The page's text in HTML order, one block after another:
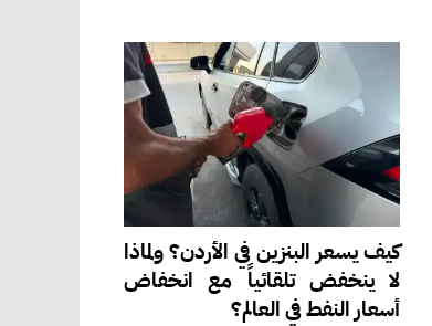
كيف يسعر البنزين في الأردن؟ ولماذا
لا ينخفض تلقائياً مع انخفاض
أسعار النفط في العالم؟